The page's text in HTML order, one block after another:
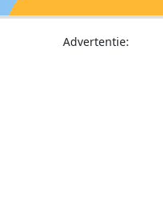
Advertentie: